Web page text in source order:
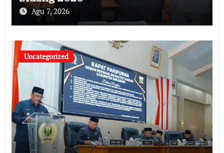
Agu 7, 2026
Uncategorized